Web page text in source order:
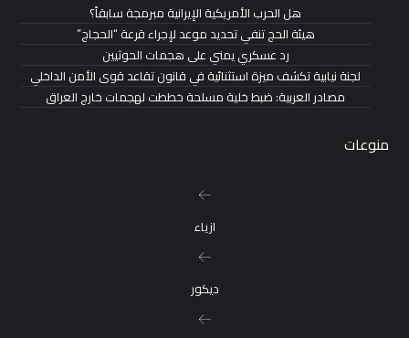
هل الحرب الأمريكية الإيرانية مبرمجة سابقاً؟
هيئة الحج تنفي تحديد موعد لإجراء قرعة “الحجاج”
رد عسكري يمني على هجمات الحوثيين
لجنة نيابية تكشف ميزة استثنائية في قانون تقاعد قوى الأمن الداخلي
مصادر العربية: ضبط خلية مسلحة خططت لهجمات خارج العراق
منوعات
ازياء
ديكور